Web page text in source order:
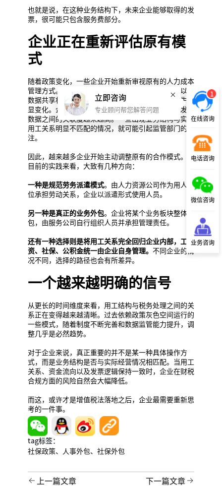
也就是说，在这种业务结构下，未来企业能够取得的发
票，很可能只包含服务费部分。
企业正在重新评估原有模
式
随着政策变化，一些企业开始重新审视原有的人力成本
管理方式。特别是在金税系统不断升级、社保入税以及
数据共享机制逐步完善的背景下，监管方式也在发生明
显变化。企业人员信息、工资发放、社保缴纳以及发票
数据之间的关联度越来越高。一旦出现业务结构与实际
用工关系明显不匹配的情况，就可能引起监管部门的关
注。
因此，越来越多企业开始主动调整原有的合作模式。从
目前的实践来看，大致有几种方向：
一种是规范劳务派遣模式。由人力资源公司作为用人单
位承担劳动关系，企业以派遣形式使用人员。
另一种是真正的业务外包。企业将某个业务板块整体外
包，由服务公司自行组织人员并承担管理责任。
还有一种选择则是将用工关系完全回归企业内部，工
资、社保、公积金统一由企业自身管理。 不同企业的情
况不同，选择的路径也会有所差异。
一个越来越明确的信号
从更长的时间维度来看，用工结构与税务处理之间的关
系正在变得越来越清晰。过去依赖政策灰色空间运行的
一些模式，随着制度不断完善和数据监管能力提升，调
整几乎是必然趋势。
对于企业来说，真正重要的并不是某一种具体操作方
式，而是业务结构是否与实际经营情况相匹配。当用工
关系、资金流向以及发票逻辑保持一致时，企业在财税
合规方面的风险自然会大幅降低。
而这，或许才是增值税法落地之后，企业最需要重新思
考的一件事。
tag标签：
社保政策、
人事外包、 社保外包
上一篇文章
下一篇文章
1
在线咨询
电话咨询
微信咨询
业务咨询
立即咨询
专业顾问帮您解答问题